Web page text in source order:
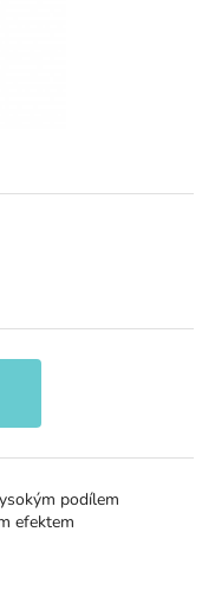
podílem
efektem